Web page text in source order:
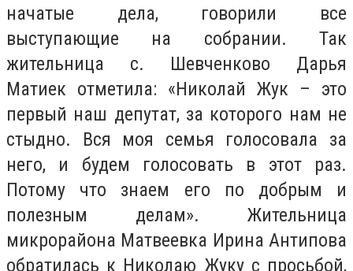
начатые дела, говорили все
выступающие на собрании. Так
жительница с. Шевченково Дарья
Матиек отметила: «Николай Жук – это
первый наш депутат, за которого нам не
стыдно. Вся моя семья голосовала за
него, и будем голосовать в этот раз.
Потому что знаем его по добрым и
полезным делам». Жительница
микрорайона Матвеевка Ирина Антипова
обратилась к Николаю Жуку с просьбой,